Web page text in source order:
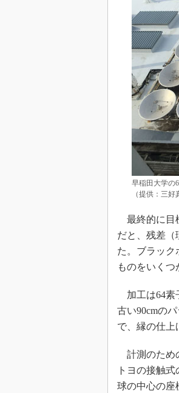
早稲田大学の
（提供：三好
最終的に目
だと、残差（
た。ブラック
ものをいくつ
加工は64素
古い90cmの
で、縁の仕上
計測のため
トヨの接触
球の中心の座